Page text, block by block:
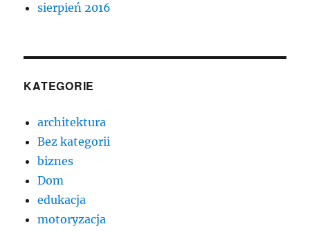
sierpień 2016
KATEGORIE
architektura
Bez kategorii
biznes
Dom
edukacja
motoryzacja